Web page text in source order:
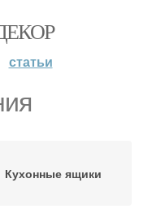
статьи
Кухонные ящики